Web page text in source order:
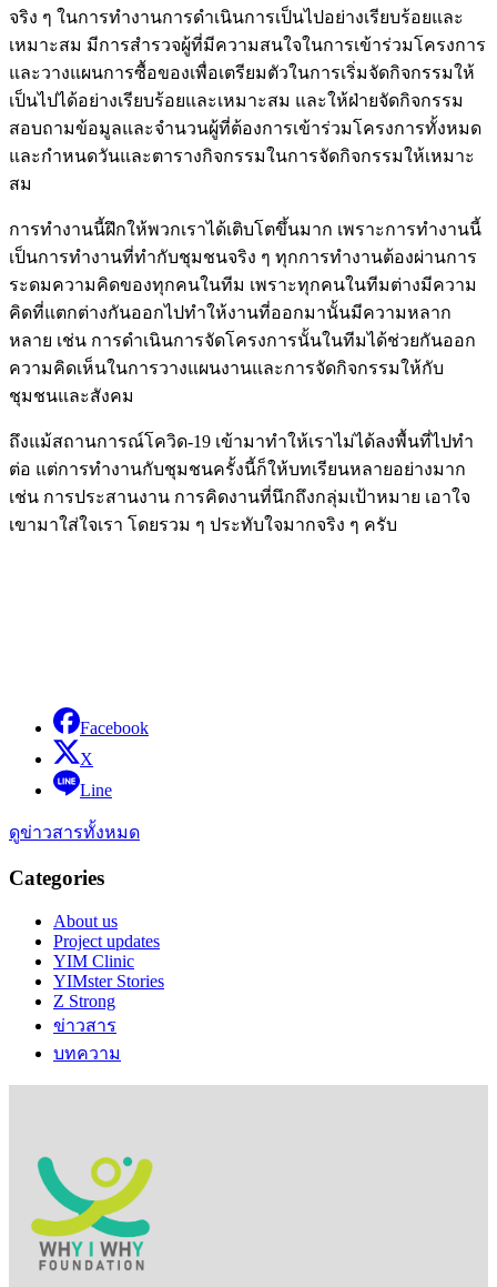
จริง ๆ ในการทำงานการดำเนินการเป็นไปอย่างเรียบร้อยและ
เหมาะสม มีการสำรวจผู้ที่มีความสนใจในการเข้าร่วมโครงการ
และวางแผนการซื้อของเพื่อเตรียมตัวในการเริ่มจัดกิจกรรมให้
เป็นไปได้อย่างเรียบร้อยและเหมาะสม และให้ฝ่ายจัดกิจกรรม
สอบถามข้อมูลและจำนวนผู้ที่ต้องการเข้าร่วมโครงการทั้งหมด
และกำหนดวันและตารางกิจกรรมในการจัดกิจกรรมให้เหมาะ
สม
การทำงานนี้ฝึกให้พวกเราได้เติบโตขึ้นมาก เพราะการทำงานนี้
เป็นการทำงานที่ทำกับชุมชนจริง ๆ ทุกการทำงานต้องผ่านการ
ระดมความคิดของทุกคนในทีม เพราะทุกคนในทีมต่างมีความ
คิดที่แตกต่างกันออกไปทำให้งานที่ออกมานั้นมีความหลาก
หลาย เช่น การดำเนินการจัดโครงการนั้นในทีมได้ช่วยกันออก
ความคิดเห็นในการวางแผนงานและการจัดกิจกรรมให้กับ
ชุมชนและสังคม
ถึงแม้สถานการณ์โควิด-19 เข้ามาทำให้เราไม่ได้ลงพื้นที่ไปทำ
ต่อ แต่การทำงานกับชุมชนครั้งนี้ก็ให้บทเรียนหลายอย่างมาก
เช่น การประสานงาน การคิดงานที่นึกถึงกลุ่มเป้าหมาย เอาใจ
เขามาใส่ใจเรา โดยรวม ๆ ประทับใจมากจริง ๆ ครับ
Facebook
X
Line
ดูข่าวสารทั้งหมด
Categories
About us
Project updates
YIM Clinic
YIMster Stories
Z Strong
ข่าวสาร
บทความ